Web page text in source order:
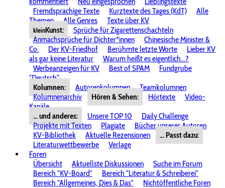
Fremdsprachige Texte
Kurztexte des Tages (KdT)
Alle
Themen
Alle Genres Texte über KV
kleinKunst:
Sprüche für Zigarettenschachteln
Anmachsprüche für Dichter*innen
Chinesische Minister &
Co.
Der KV-Friedhof Berühmte letzte Worte
Lieber KV
als gar keine Literatur
Warum heißt es eigentlich...?
Werbeanzeigen für KV
Best of SPAM
Fundgrube
"Deutsch"
Kolumnen:
Autorenkolumnen
Teamkolumnen
Kolumnenarchiv
Hören & Sehen: Hörtexte
Video-
Kanäle
... und anderes:
Unsere TOP 10
Daily Challenge
Projekte mit Texten
Plagiate
Bücher unserer Autoren
KV-Bibliothek
Aktuelle Rezensionen
... Passt dazu:
Literaturwettbewerbe
Verlage
Foren
Übersicht
Aktuellste Diskussionen
Suche im Forum
Bereich "KV-Board"
Bereich "Literatur & Schreiberei"
Bereich "Allgemeines, Dies & Das"
Nichtöffentliche Foren